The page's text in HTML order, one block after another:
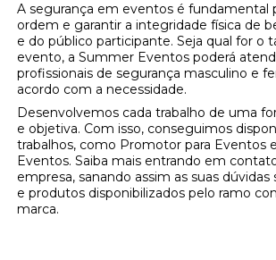
A segurança em eventos é fundamental
ordem e garantir a integridade física de
e do público participante. Seja qual for o
evento, a Summer Eventos poderá
profissionais de segurança masculino e
acordo com a necessidade.
Desenvolvemos cada trabalho de uma
e objetiva. Com isso, conseguimos
trabalhos, como Promotor para Eventos
Eventos. Saiba mais entrando em
empresa, sanando assim as suas dúvidas
e produtos disponibilizados pelo ramo
marca.